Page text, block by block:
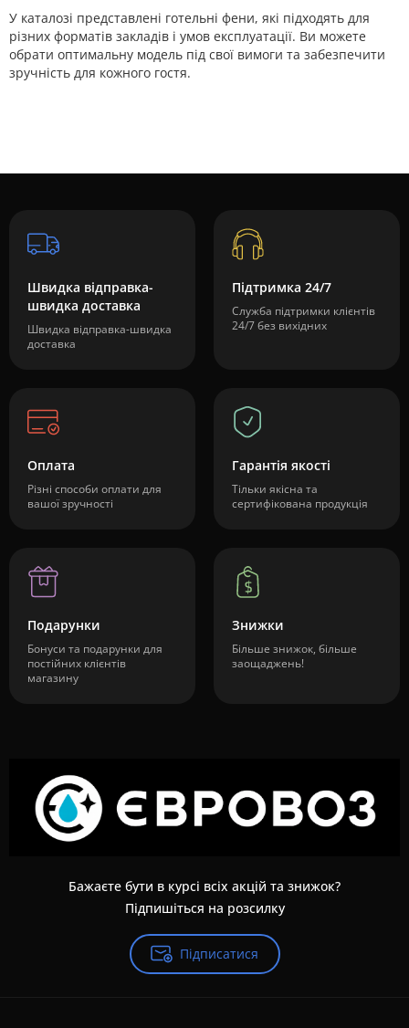
У каталозі представлені готельні фени, які підходять для
різних форматів закладів і умов експлуатації. Ви можете
обрати оптимальну модель під свої вимоги та забезпечити
зручність для кожного гостя.
Швидка відправка-
швидка доставка
Швидка відправка-швидка
доставка
Підтримка 24/7
Служба підтримки клієнтів
24/7 без вихідних
Оплата
Різні способи оплати для
вашої зручності
Гарантія якості
Тільки якісна та
сертифікована продукція
Подарунки
Бонуси та подарунки для
постійних клієнтів
магазину
Знижки
Більше знижок, більше
заощаджень!
Бажаєте бути в курсі всіх акцій та знижок?
Підпишіться на розсилку
Підписатися